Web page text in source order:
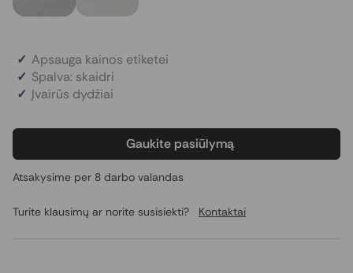
Apsauga kainos etiketei
Spalva: skaidri
Įvairūs dydžiai
Gaukite pasiūlymą
Atsakysime per 8 darbo valandas
Turite klausimų ar norite susisiekti? Kontaktai